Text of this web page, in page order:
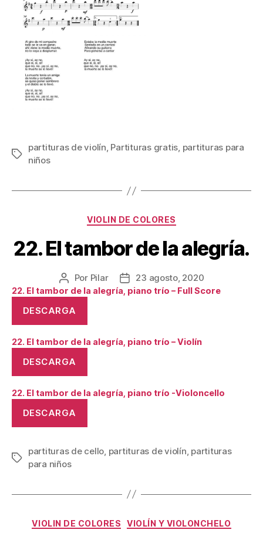
Etiquetas
partituras de violín, Partituras gratis, partituras para
niños
Categorías
VIOLIN DE COLORES
22. El tambor de la alegría.
Autor
de
publicación
Por Pilar
Fecha
de
23 agosto, 2020
22. El tambor de la alegría, piano trío – Full Score
DESCARGA
22. El tambor de la alegría, piano trío – Violín
DESCARGA
22. El tambor de la alegría, piano trío -Violoncello
DESCARGA
Etiquetas
partituras de cello partituras de violín partituras
para niños
Categorías
VIOLIN DE COLORES VIOLÍN Y VIOLONCHELO